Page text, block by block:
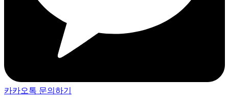
카카오톡 문의하기